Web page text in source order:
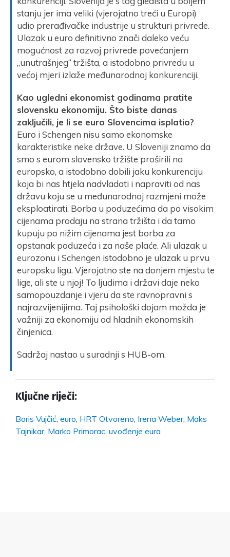
stanju jer ima veliki (vjerojatno treći u Europi)
udio prerađivačke industrije u strukturi privrede.
Ulazak u euro definitivno znači daleko veću
mogućnost za razvoj privrede povećanjem
„unutrašnjeg“ tržišta, a istodobno privredu u
većoj mjeri izlaže međunarodnoj konkurenciji.
Kao ugledni ekonomist godinama pratite
slovensku ekonomiju. Što biste danas
zaključili, je li se euro Slovencima isplatio?
Euro i Schengen nisu samo ekonomske
karakteristike neke države. U Sloveniji znamo da
smo s eurom slovensko tržište proširili na
europsko, a istodobno dobili jaku konkurenciju
koja bi nas htjela nadvladati i napraviti od nas
državu koju se u međunarodnoj razmjeni može
eksploatirati. Borba u poduzećima da po visokim
cijenama prodaju na strana tržišta i da tamo
kupuju po nižim cijenama jest borba za
opstanak poduzeća i za naše plaće. Ali ulazak u
eurozonu i Schengen istodobno je ulazak u prvu
europsku ligu. Vjerojatno ste na donjem mjestu te
lige, ali ste u njoj! To ljudima i državi daje neko
samopouzdanje i vjeru da ste ravnopravni s
najrazvijenijima. Taj psihološki dojam možda je
važniji za ekonomiju od hladnih ekonomskih
činjenica.
Sadržaj nastao u suradnji s HUB-om.
Ključne riječi:
Boris Vujčić euro HRT Otvoreno Irena Weber, Maks
Tajnikar, Marko Primorac uvođenje eura